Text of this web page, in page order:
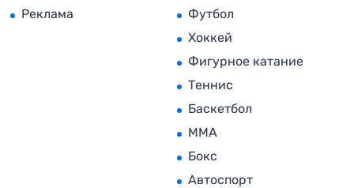
Реклама
Футбол
Хоккей
Фигурное катание
Теннис
Баскетбол
MMA
Бокс
Автоспорт